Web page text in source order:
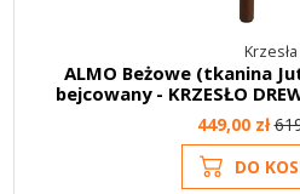
Krzesła
ALMO Beżowe (tkanina
bejcowany - KRZESŁO
449,00 zł
DO